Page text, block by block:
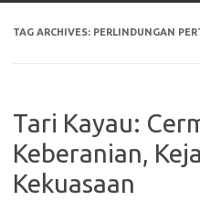
TAG ARCHIVES: PERLINDUNGAN
Tari Kayau:
Keberanian,
Kekuasaan